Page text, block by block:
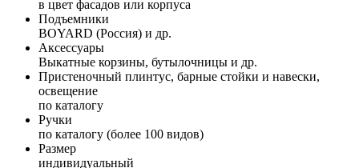
в цвет фасадов или корпуса
Подъемники
BOYARD (Россия) и др.
Аксессуары
Выкатные корзины, бутылочницы и др.
Пристеночный плинтус, барные стойки и навески,
освещение
по каталогу
Ручки
по каталогу (более 100 видов)
Размер
индивидуальный